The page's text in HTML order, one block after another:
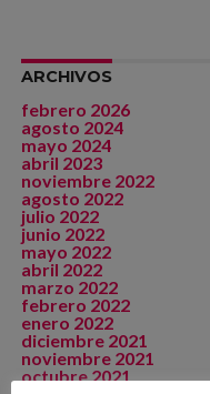
ARCHIVOS
febrero 2026
agosto 2024
mayo 2024
abril 2023
noviembre 2022
agosto 2022
julio 2022
junio 2022
mayo 2022
abril 2022
marzo 2022
febrero 2022
enero 2022
diciembre 2021
noviembre 2021
octubre 2021